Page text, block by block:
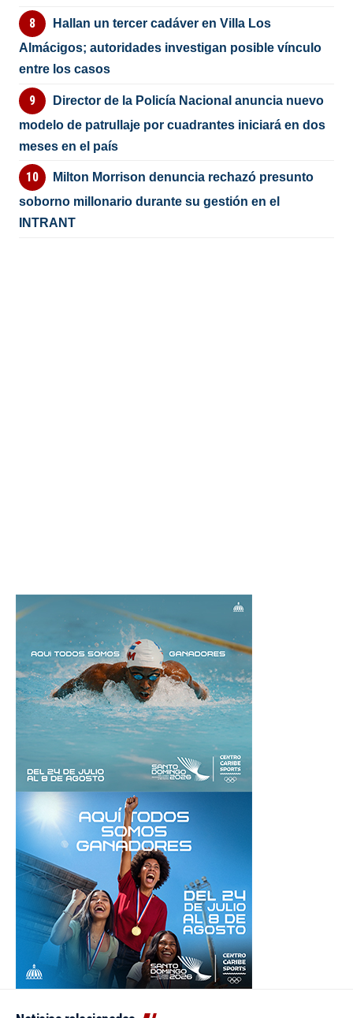
Hallan un tercer cadáver en Villa Los
Almácigos; autoridades investigan posible vínculo
entre los casos
Director de la Policía Nacional anuncia nuevo
modelo de patrullaje por cuadrantes iniciará en dos
meses en el país
Milton Morrison denuncia rechazó presunto
soborno millonario durante su gestión en el
INTRANT